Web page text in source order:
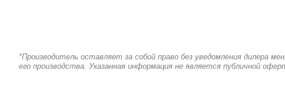
*Производитель оставляет за собой право без уведомления дилера
его производства. Указанная информация не является публичной